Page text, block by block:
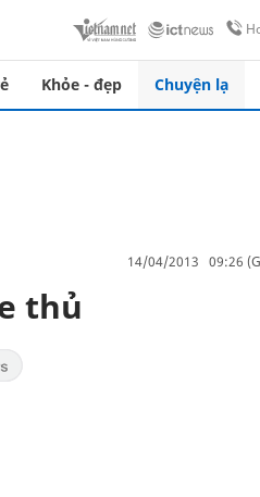
Khỏe - đẹp Chuyện lạ
14/04/2013 09:26
thủ